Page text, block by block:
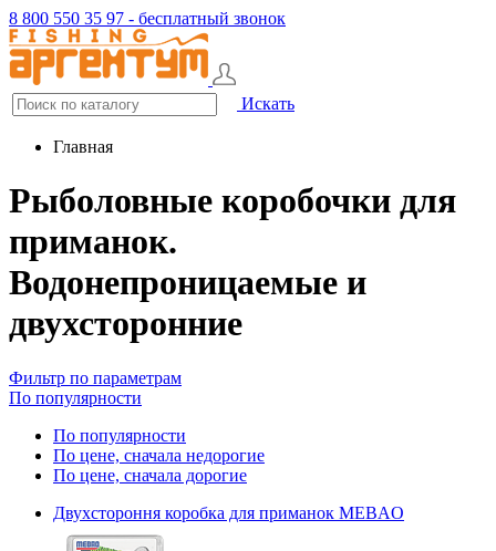
8 800 550 35 97 - бесплатный звонок
Искать
Главная
Рыболовные коробочки для
приманок.
Водонепроницаемые и
двухсторонние
Фильтр по параметрам
По популярности
По популярности
По цене, сначала недорогие
По цене, сначала дорогие
Двухстороння коробка для приманок MEBAO